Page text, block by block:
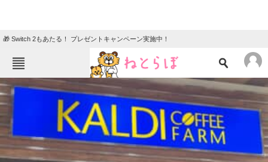
🎁 Switch 2もあたる！ プレゼントキャンペーン実施中！
ねとらぼメニュー
ニュース
クイズ
グルメ 地域